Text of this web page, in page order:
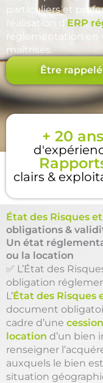
particuliers et
réalisation d’ERP
réglementation en
maîtrisés.
Être rappelé
+ 20 ans
clairs &
État des Risques
obligations &
Un état
ou la location
✅ L’État des
obligation
L’État des Risques
document
cadre d’une
location d’un bien
renseigner
auxquels le bien
situation